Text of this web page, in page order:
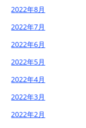
2022年8月
2022年7月
2022年6月
2022年5月
2022年4月
2022年3月
2022年2月